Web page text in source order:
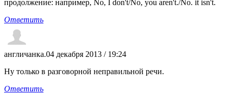
продолжение: например, No, I don't/No, you aren't./No. it isn't.
Ответить
англичанка.04 декабря 2013 / 19:24
Ну только в разговорной неправильной речи.
Ответить